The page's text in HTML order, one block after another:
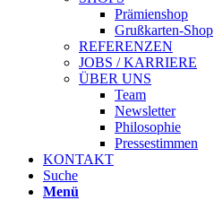
Prämienshop
Grußkarten-Shop
REFERENZEN
JOBS / KARRIERE
ÜBER UNS
Team
Newsletter
Philosophie
Pressestimmen
KONTAKT
Suche
Menü